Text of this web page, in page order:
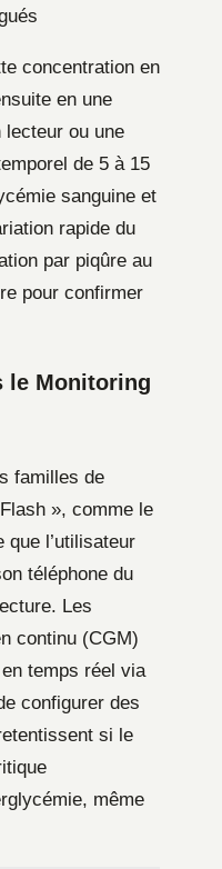
concentration en
en une
ou une
de 5 à 15
sanguine et
rapide du
par piqûre au
pour confirmer
le Monitoring
familles de
», comme le
l’utilisateur
téléphone du
Les
continu (CGM)
temps réel via
configurer des
si le
même